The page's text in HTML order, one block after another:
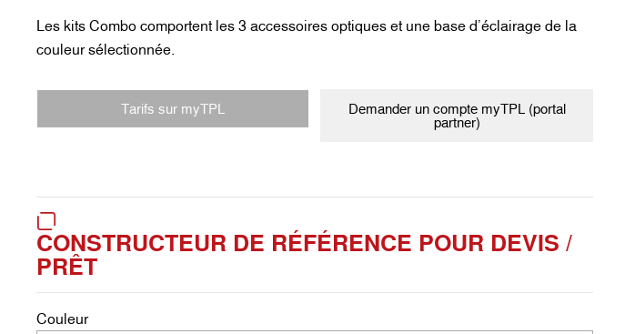
Les kits Combo comportent les 3 accessoires optiques et une base d’éclairage de la
couleur sélectionnée.
Tarifs sur myTPL
Demander un compte myTPL (portal
partner)
CONSTRUCTEUR DE RÉFÉRENCE POUR DEVIS /
PRÊT
Couleur